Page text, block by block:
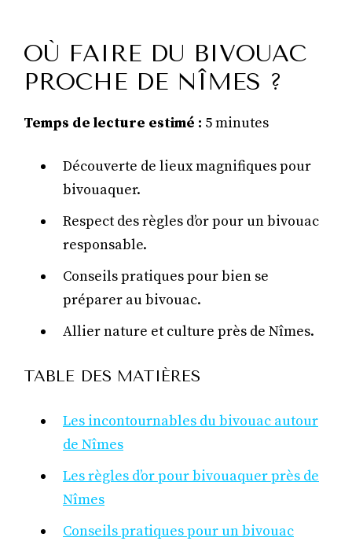
OÙ FAIRE DU BIVOUAC
PROCHE DE NÎMES ?
Temps de lecture estimé : 5 minutes
Découverte de lieux magnifiques pour
bivouaquer.
Respect des règles d’or pour un bivouac
responsable.
Conseils pratiques pour bien se
préparer au bivouac.
Allier nature et culture près de Nîmes.
TABLE DES MATIÈRES
Les incontournables du bivouac autour
de Nîmes
Les règles d’or pour bivouaquer près de
Nîmes
Conseils pratiques pour un bivouac